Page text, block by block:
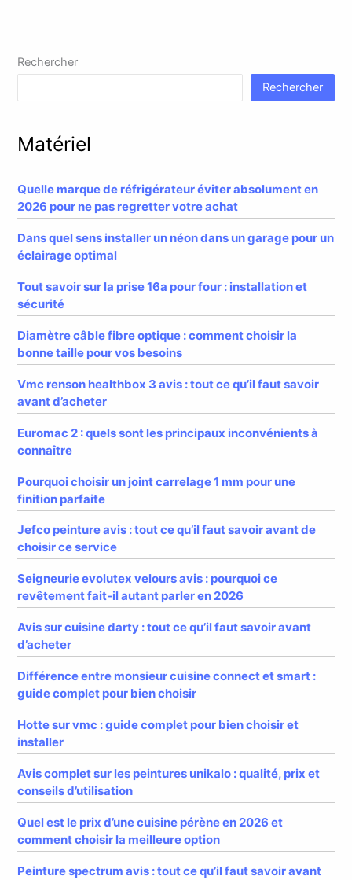
Rechercher
Rechercher
Matériel
Quelle marque de réfrigérateur éviter absolument en
2026 pour ne pas regretter votre achat
Dans quel sens installer un néon dans un garage pour un
éclairage optimal
Tout savoir sur la prise 16a pour four : installation et
sécurité
Diamètre câble fibre optique : comment choisir la
bonne taille pour vos besoins
Vmc renson healthbox 3 avis : tout ce qu’il faut savoir
avant d’acheter
Euromac 2 : quels sont les principaux inconvénients à
connaître
Pourquoi choisir un joint carrelage 1 mm pour une
finition parfaite
Jefco peinture avis : tout ce qu’il faut savoir avant de
choisir ce service
Seigneurie evolutex velours avis : pourquoi ce
revêtement fait-il autant parler en 2026
Avis sur cuisine darty : tout ce qu’il faut savoir avant
d’acheter
Différence entre monsieur cuisine connect et smart :
guide complet pour bien choisir
Hotte sur vmc : guide complet pour bien choisir et
installer
Avis complet sur les peintures unikalo : qualité, prix et
conseils d’utilisation
Quel est le prix d’une cuisine pérène en 2026 et
comment choisir la meilleure option
Peinture spectrum avis : tout ce qu’il faut savoir avant